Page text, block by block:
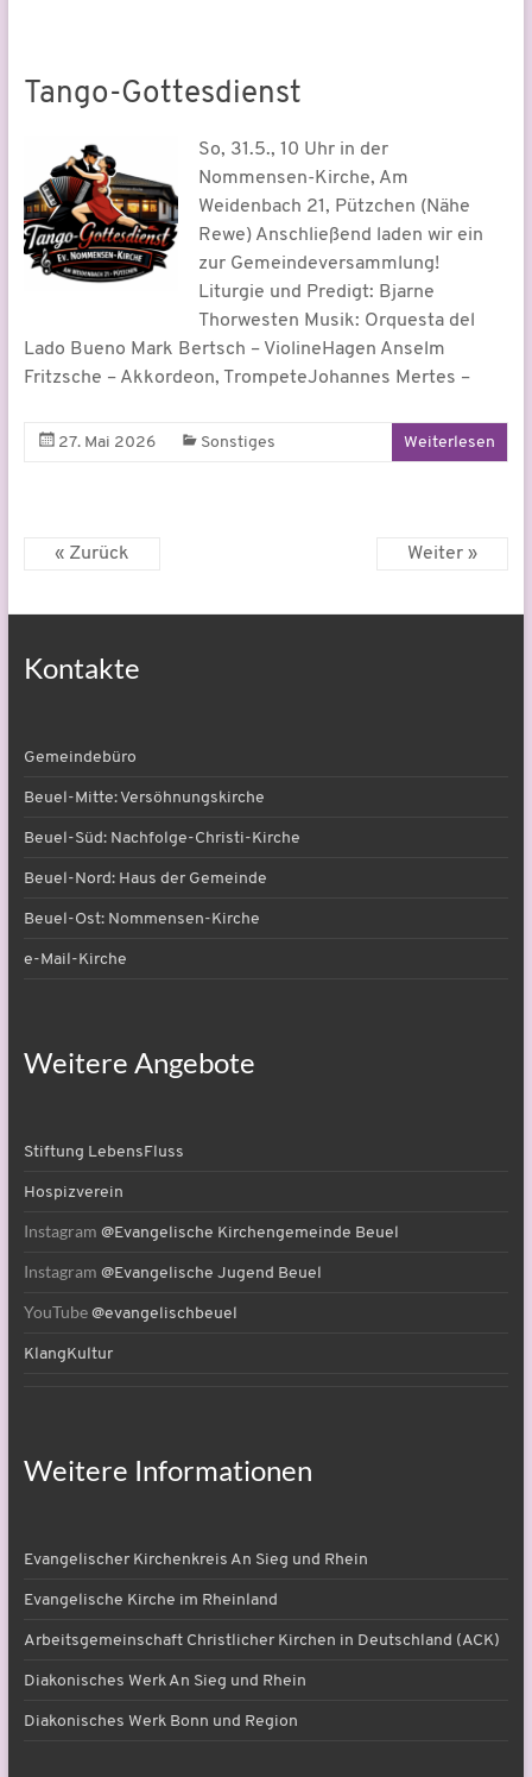
Tango-Gottesdienst
So, 31.5., 10 Uhr in der
Nommensen-Kirche, Am
Weidenbach 21, Pützchen (Nähe
Rewe) Anschließend laden wir ein
zur Gemeindeversammlung!
Liturgie und Predigt: Bjarne
Thorwesten Musik: Orquesta del
Lado Bueno Mark Bertsch – ViolineHagen Anselm
Fritzsche – Akkordeon, TrompeteJohannes Mertes –
27. Mai 2026 Sonstiges Weiterlesen
« Zurück Weiter »
Kontakte
Gemeindebüro
Beuel-Mitte: Versöhnungskirche
Beuel-Süd: Nachfolge-Christi-Kirche
Beuel-Nord: Haus der Gemeinde
Beuel-Ost: Nommensen-Kirche
e-Mail-Kirche
Weitere Angebote
Stiftung LebensFluss
Hospizverein
Instagram @Evangelische Kirchengemeinde Beuel
Instagram @Evangelische Jugend Beuel
YouTube @evangelischbeuel
KlangKultur
Weitere Informationen
Evangelischer Kirchenkreis An Sieg und Rhein
Evangelische Kirche im Rheinland
Arbeitsgemeinschaft Christlicher Kirchen in Deutschland (ACK)
Diakonisches Werk An Sieg und Rhein
Diakonisches Werk Bonn und Region